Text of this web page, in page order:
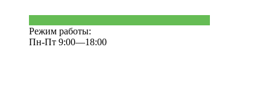
Режим работы:
Пн-Пт 9:00—18:00